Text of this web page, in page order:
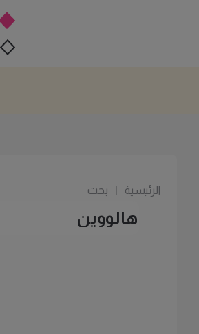
الرئيسية | بحث